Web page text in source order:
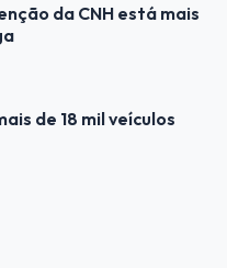
da CNH está mais
de 18 mil veículos